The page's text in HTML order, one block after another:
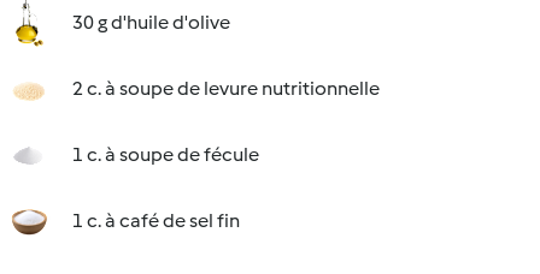
30 g d'huile d'olive
2 c. à soupe de levure nutritionnelle
1 c. à soupe de fécule
1 c. à café de sel fin